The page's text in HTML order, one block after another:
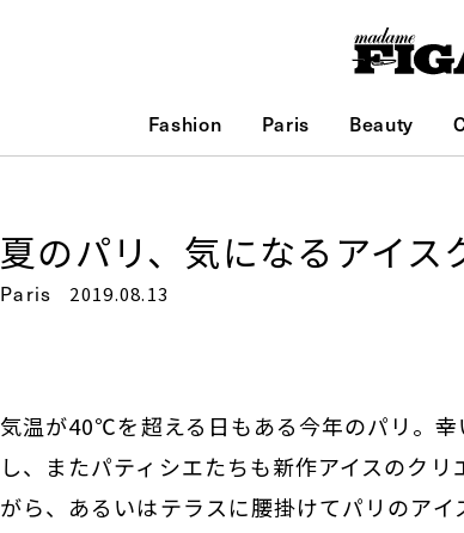
Fashion Paris Beauty
夏のパリ、気になるアイス
Paris 2019.08.13
気温が40℃を超える日もある今年のパリ。
し、またパティシエたちも新作アイスのク
がら、あるいはテラスに腰掛けてパリのアイ